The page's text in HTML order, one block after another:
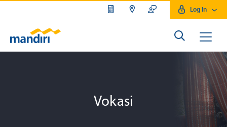
Log In
Vokasi